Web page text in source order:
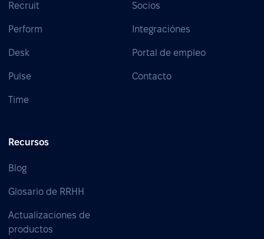
Recruit
Perform
Desk
Pulse
Time
Socios
Integraciónes
Portal de empleo
Contacto
Recursos
Blog
Glosario de RRHH
Actualizaciones de
productos